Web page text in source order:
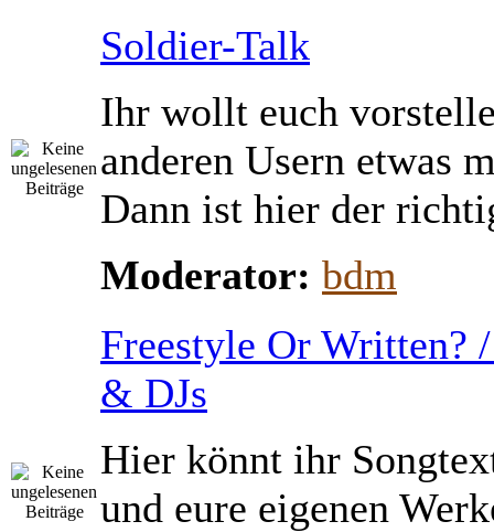
Soldier-Talk
Ihr wollt euch
anderen Usern etwas
Dann ist hier der
Moderator: bdm
Freestyle Or Written?
& DJs
Hier könnt ihr
und eure eigenen